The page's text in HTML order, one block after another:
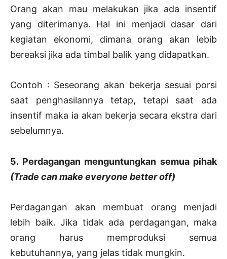
Orang akan mau melakukan jika ada insentif
yang diterimanya. Hal ini menjadi dasar dari
kegiatan ekonomi, dimana orang akan lebib
bereaksi jika ada timbal balik yang didapatkan.
Contoh : Seseorang akan bekerja sesuai porsi
saat penghasilannya tetap, tetapi saat ada
insentif maka ia akan bekerja secara ekstra dari
sebelumnya.
5. Perdagangan menguntungkan semua pihak
(Trade can make everyone better off)
Perdagangan akan membuat orang menjadi
lebih baik. Jika tidak ada perdagangan, maka
orang harus memproduksi semua
kebutuhannya, yang jelas tidak mungkin.